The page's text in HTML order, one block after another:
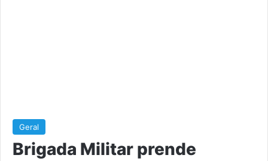
Geral
Brigada Militar prende